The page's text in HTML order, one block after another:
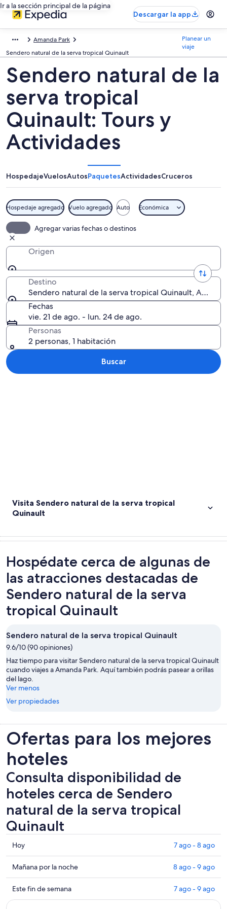
Ir a la sección principal de la página
Descargar la app
Amanda Park
Sendero natural de la serva tropical Quinault
Planear un
viaje
Sendero natural de la
serva tropical
Quinault: Tours y
Actividades
HospedajeVuelosAutosPaquetesActividadesCruceros
Hospedaje agregado Vuelo agregado Auto Económica
Agregar varias fechas o destinos
Origen
Destino
Sendero natural de la serva tropical Quinault,
Fechas
vie. 21 de ago. - lun. 24 de ago.
Personas
2 personas, 1 habitación
Buscar
Visita Sendero natural de la serva tropical
Quinault
Hospédate cerca de algunas de
las atracciones destacadas de
Sendero natural de la serva
tropical Quinault
Sendero natural de la serva tropical Quinault
9.6/10 (90 opiniones)
Haz tiempo para visitar Sendero natural de la serva tropical Quinault
cuando viajes a Amanda Park. Aquí también podrás pasear a orillas
del lago.
Ver menos
Ver propiedades
Ofertas para los mejores
hoteles
Consulta disponibilidad de
hoteles cerca de Sendero
natural de la serva tropical
Quinault
Consultar
los
precios
cerca
de
Sendero
Hoy 7 ago - 8 ago
Consultar
precios
cerca
de
Mañana por la noche 8 ago - 9 ago
Consultar
precios
Este fin de semana 7 ago - 9 ago